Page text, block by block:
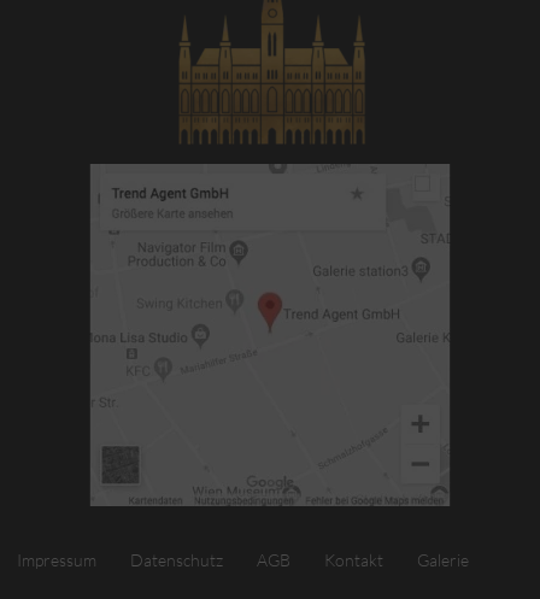
Impressum Datenschutz AGB Kontakt Galerie